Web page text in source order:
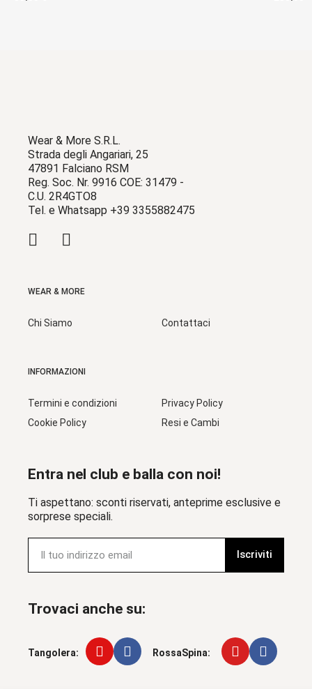
Wear & More S.R.L.
Strada degli Angariari, 25
47891 Falciano RSM
Reg. Soc. Nr. 9916 COE: 31479 -
C.U. 2R4GTO8
Tel. e Whatsapp +39 3355882475
WEAR & MORE
Chi Siamo Contattaci
INFORMAZIONI
Termini e condizioni
Cookie Policy
Privacy Policy
Resi e Cambi
Entra nel club e balla con noi!
Ti aspettano: sconti riservati, anteprime esclusive e
sorprese speciali.
Iscriviti
Trovaci anche su:
Tangolera: RossaSpina: